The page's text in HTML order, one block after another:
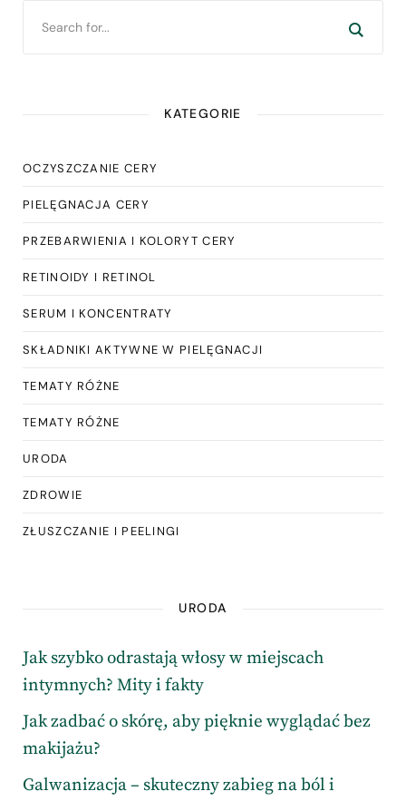
KATEGORIE
OCZYSZCZANIE CERY
PIELĘGNACJA CERY
PRZEBARWIENIA I KOLORYT CERY
RETINOIDY I RETINOL
SERUM I KONCENTRATY
SKŁADNIKI AKTYWNE W PIELĘGNACJI
TEMATY RÓŻNE
TEMATY RÓŻNE
URODA
ZDROWIE
ZŁUSZCZANIE I PEELINGI
URODA
Jak szybko odrastają włosy w miejscach
intymnych? Mity i fakty
Jak zadbać o skórę, aby pięknie wyglądać bez
makijażu?
Galwanizacja – skuteczny zabieg na ból i